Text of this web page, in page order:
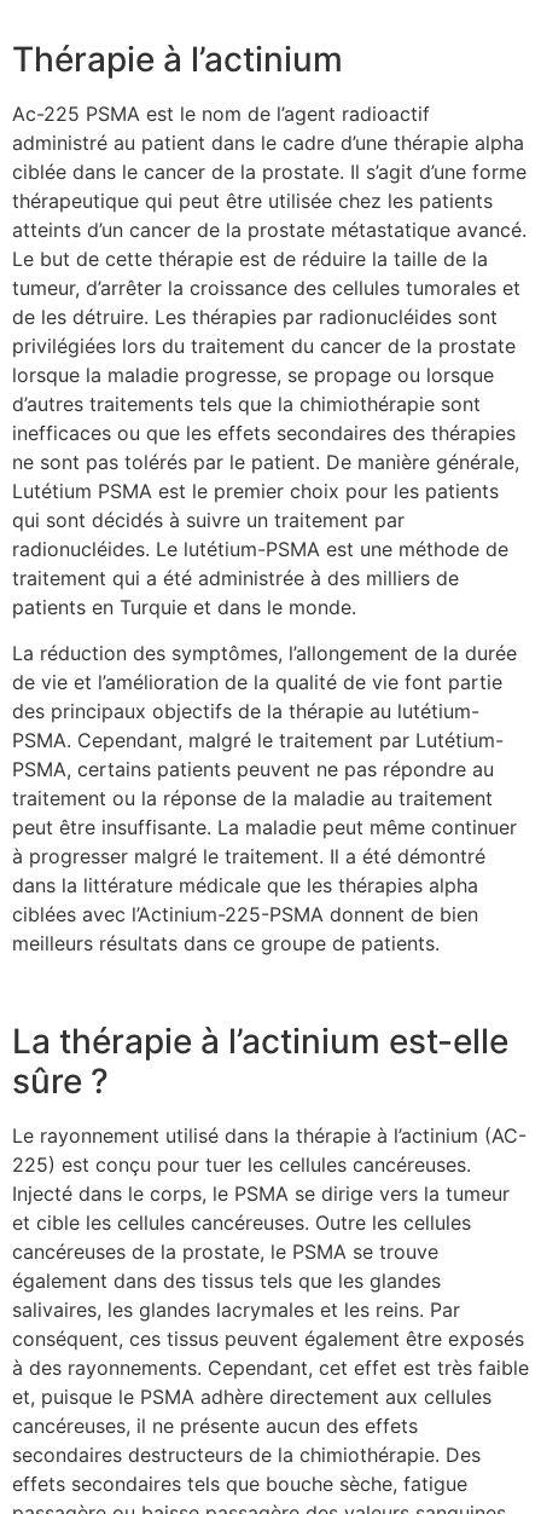
Thérapie à l’actinium
Ac-225 PSMA est le nom de l’agent radioactif
administré au patient dans le cadre d’une thérapie alpha
ciblée dans le cancer de la prostate. Il s’agit d’une forme
thérapeutique qui peut être utilisée chez les patients
atteints d’un cancer de la prostate métastatique avancé.
Le but de cette thérapie est de réduire la taille de la
tumeur, d’arrêter la croissance des cellules tumorales et
de les détruire. Les thérapies par radionucléides sont
privilégiées lors du traitement du cancer de la prostate
lorsque la maladie progresse, se propage ou lorsque
d’autres traitements tels que la chimiothérapie sont
inefficaces ou que les effets secondaires des thérapies
ne sont pas tolérés par le patient. De manière générale,
Lutétium PSMA est le premier choix pour les patients
qui sont décidés à suivre un traitement par
radionucléides. Le lutétium-PSMA est une méthode de
traitement qui a été administrée à des milliers de
patients en Turquie et dans le monde.
La réduction des symptômes, l’allongement de la durée
de vie et l’amélioration de la qualité de vie font partie
des principaux objectifs de la thérapie au lutétium-
PSMA. Cependant, malgré le traitement par Lutétium-
PSMA, certains patients peuvent ne pas répondre au
traitement ou la réponse de la maladie au traitement
peut être insuffisante. La maladie peut même continuer
à progresser malgré le traitement. Il a été démontré
dans la littérature médicale que les thérapies alpha
ciblées avec l’Actinium-225-PSMA donnent de bien
meilleurs résultats dans ce groupe de patients.
La thérapie à l’actinium est-elle
sûre ?
Le rayonnement utilisé dans la thérapie à l’actinium (AC-
225) est conçu pour tuer les cellules cancéreuses.
Injecté dans le corps, le PSMA se dirige vers la tumeur
et cible les cellules cancéreuses. Outre les cellules
cancéreuses de la prostate, le PSMA se trouve
également dans des tissus tels que les glandes
salivaires, les glandes lacrymales et les reins. Par
conséquent, ces tissus peuvent également être exposés
à des rayonnements. Cependant, cet effet est très faible
et, puisque le PSMA adhère directement aux cellules
cancéreuses, il ne présente aucun des effets
secondaires destructeurs de la chimiothérapie. Des
effets secondaires tels que bouche sèche, fatigue